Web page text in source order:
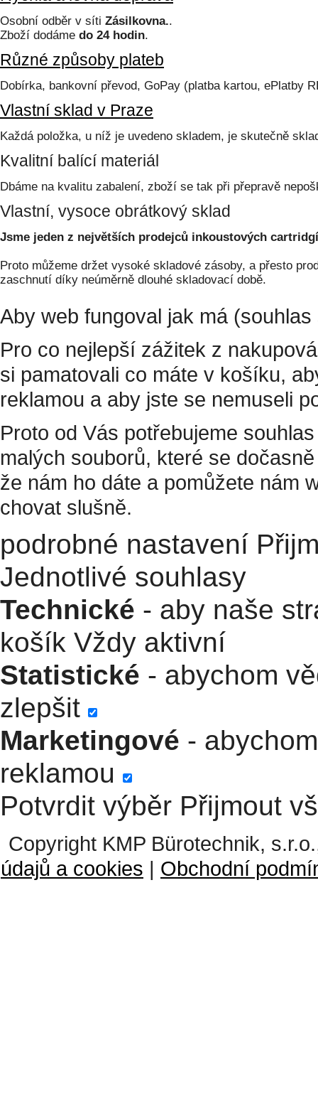
Osobní odběr v síti Zásilkovna..
Zboží dodáme do 24 hodin.
Různé způsoby plateb
Dobírka, bankovní převod, GoPay (platba kartou, ePlatby
Vlastní sklad v Praze
Každá položka, u níž je uvedeno skladem, je skutečně
Kvalitní balící materiál
Dbáme na kvalitu zabalení, zboží se tak při přepravě
Vlastní, vysoce obrátkový sklad
Jsme jeden z největších prodejců inkoustových
Proto můžeme držet vysoké skladové zásoby, a přesto
zaschnutí díky neúměrně dlouhé skladovací době.
Aby web fungoval jak má
Pro co nejlepší zážitek z
si pamatovali co máte v košíku,
reklamou a aby jste se nemuseli
Proto od Vás potřebujeme
malých souborů, které se
že nám ho dáte a pomůžete nám
chovat slušně.
podrobné nastavení
Jednotlivé souhlasy
Technické - aby naše
košík Vždy aktivní
Statistické - abychom
zlepšit
Marketingové -
reklamou
Potvrdit výběr Přijmout
Copyright KMP Bürotechnik,
údajů a cookies | Obchodní